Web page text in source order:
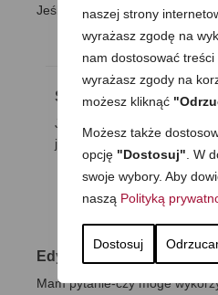
naszej strony
wyrażasz zgodę na
nam dostosować
wyrażasz zgody na
możesz kliknąć
Możesz także
opcję "Dostosuj" . W
swoje wybory. Aby
naszą Polityką
Dostosuj
Jeśli tak, to w jakiej proporcji?
Sabat
Ja dodaje pół łyżeczki
jest OK, ani za mało ani za
Edyta
Mam pytanie-czy moge